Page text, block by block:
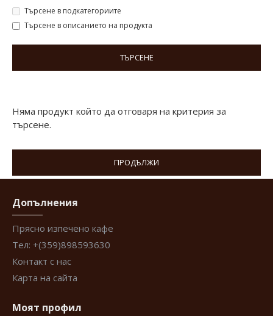
Търсене в подкатегориите
Търсене в описанието на продукта
ТЪРСЕНЕ
Няма продукт който да отговаря на критерия за
търсене.
ПРОДЪЛЖИ
Допълнения
Прясно изпечено кафе
Тел: +(359)898593630
Контакт с нас
Карта на сайта
Моят профил